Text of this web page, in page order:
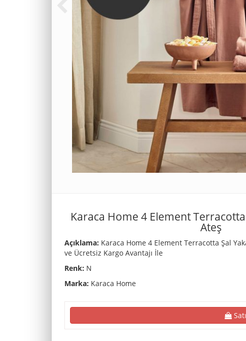
Karaca Home 4 Element
Ateş
Açıklama: Karaca Home 4 Element Terracotta Şal
ve Ücretsiz Kargo Avantajı İle
Renk: N
Marka: Karaca Home